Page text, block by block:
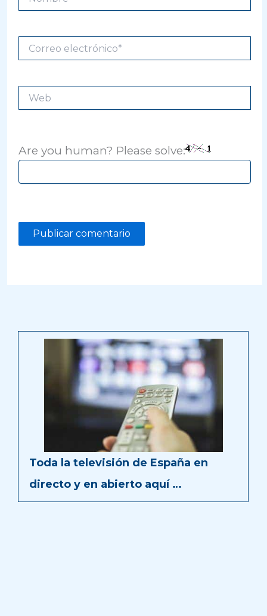
electrónico*
Are you human? Please solve:
Toda la televisión de España en
directo y en abierto aquí …